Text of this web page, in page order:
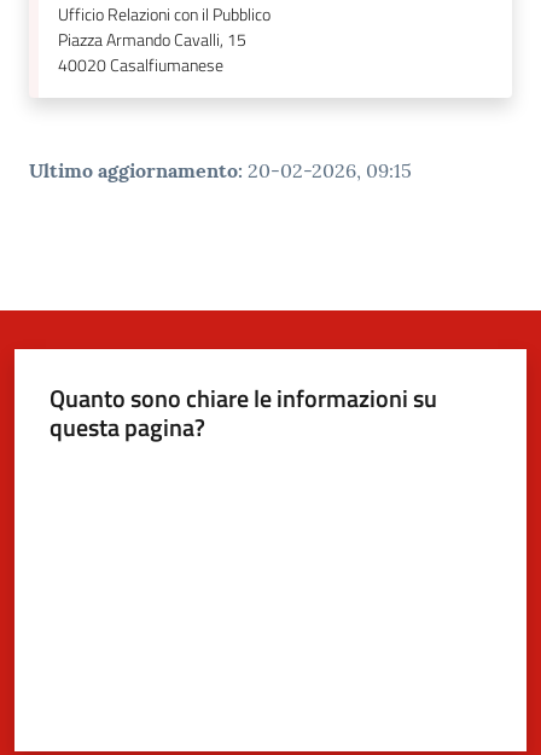
Ufficio Relazioni con il Pubblico
Piazza Armando Cavalli, 15
40020Casalfiumanese
Ultimo aggiornamento: 20-02-2026, 09:15
Quanto sono chiare le informazioni su
questa pagina?